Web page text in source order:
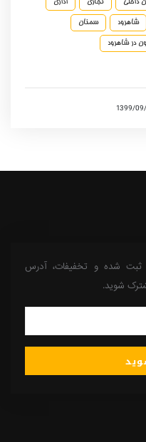
داخلی تجاری اداری
شاهرود سمنان
در شاهرود
شده و تخفیفات، آدرس
شوید.